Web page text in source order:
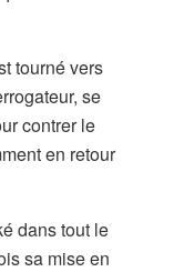
tourné vers
se
contrer le
en retour
dans tout le
sa mise en